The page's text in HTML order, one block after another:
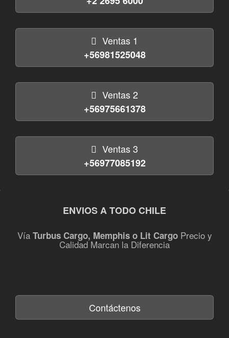
Ventas 1
+56981525048
Ventas 2
+56975661378
Ventas 3
+56977085192
ENVIOS A TODO CHILE
Vía Turbus Cargo, Memphis o Lit CargoPrecio y
Calidad Marcan la Diferencia
Contáctenos